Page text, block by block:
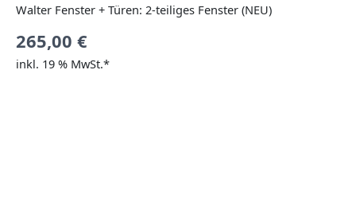
Walter Fenster + Türen: 2-teiliges Fenster (NEU)
265,00 €
inkl. 19 % MwSt.*